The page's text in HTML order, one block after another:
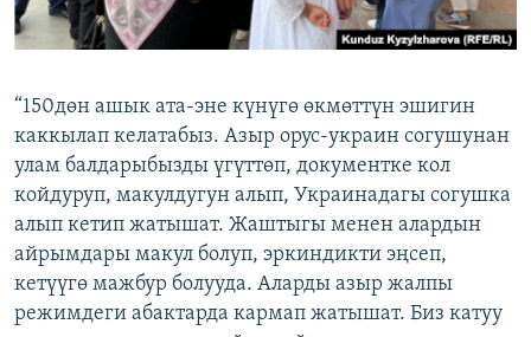
“150дөн ашык ата-эне күнүгө өкмөттүн эшигин
каккылап келатабыз. Азыр орус-украин согушунан
улам балдарыбызды үгүттөп, документке кол
койдуруп, макулдугун алып, Украинадагы согушка
алып кетип жатышат. Жаштыгы менен алардын
айрымдары макул болуп, эркиндикти эңсеп,
кетүүгө мажбур болууда. Аларды азыр жалпы
режимдеги абактарда кармап жатышат. Биз катуу